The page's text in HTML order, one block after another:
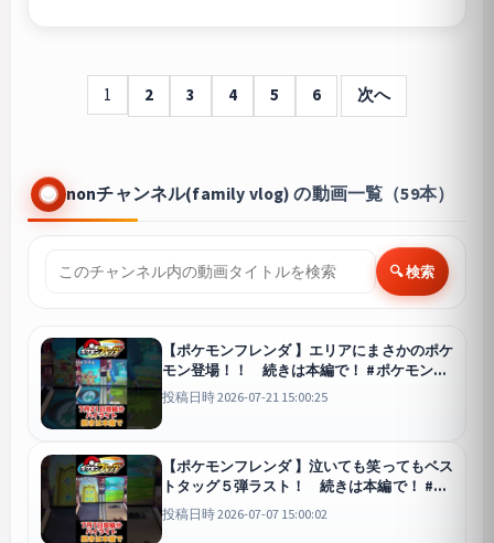
1 2 3 4 5 6 次へ
nonチャンネル(family vlog) の動画一覧（59本）
🔍 検索
【ポケモンフレンダ 】エリアにまさかのポケ
モン登場！！ 続きは本編で！ #ポケモンフ
レンダ
投稿日時 2026-07-21 15:00:25
【ポケモンフレンダ 】泣いても笑ってもベス
トタッグ５弾ラスト！ 続きは本編で！ #ポ
ケモンフレンダ
投稿日時 2026-07-07 15:00:02